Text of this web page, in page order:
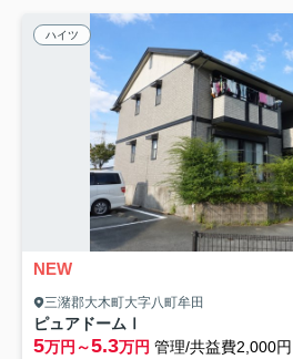
ハイツ
NEW
三潴郡大木町大字八町牟田
ピュアドームⅠ
5万円～5.3万円 管理/共益費2,000円